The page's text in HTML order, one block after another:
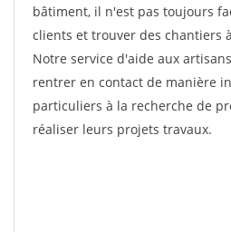
bâtiment, il n'est pas toujours
clients et trouver des chantiers
Notre service d'aide aux
rentrer en contact de manière
particuliers à la recherche de
réaliser leurs projets travaux.